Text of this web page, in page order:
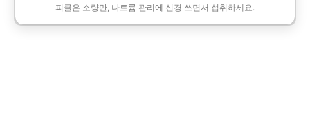
피클은 소량만, 나트륨 관리에 신경 쓰면서 섭취하세요.